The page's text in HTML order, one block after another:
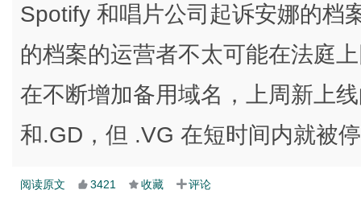
Spotify 和唱片公司起诉安娜的档
的档案的运营者不太可能在法庭
在不断增加备用域名，上周新上
和.GD，但 .VG 在短时间内就被
阅读原文 3421 收藏 评论